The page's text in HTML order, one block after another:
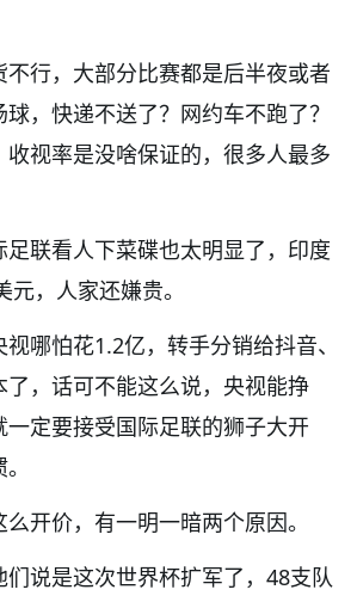
不行，大部分比赛都是后半夜或者
，快递不送了？网约车不跑了？
视率是没啥保证的，很多人最多
足联看人下菜碟也太明显了，印度
，人家还嫌贵。
哪怕花1.2亿，转手分销给抖音、
了，话可不能这么说，央视能挣
定要接受国际足联的狮子大开
开价，有一明一暗两个原因。
们说是这次世界杯扩军了，48支队